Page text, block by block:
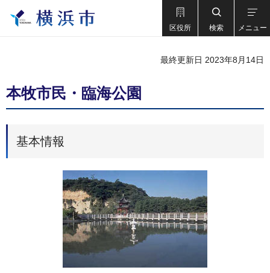
区役所 検索 メニュー
最終更新日 2023年8月14日
本牧市民・臨海公園
基本情報